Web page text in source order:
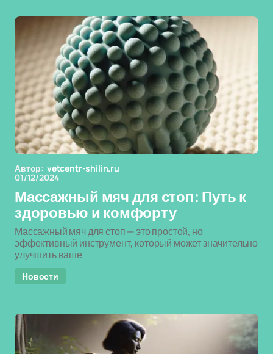
Автор: vetcentr-shilin.ru
01/12/2024
Массажный мяч для стоп: Путь к
здоровью и комфорту
Массажный мяч для стоп — это простой, но
эффективный инструмент, который может значительно
улучшить ваше
Новости